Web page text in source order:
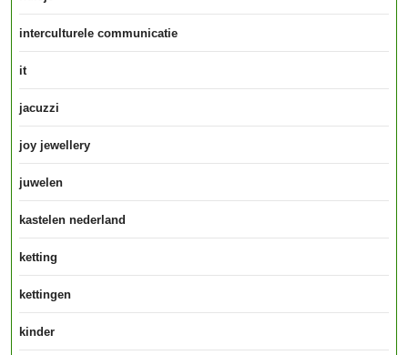
interculturele communicatie
it
jacuzzi
joy jewellery
juwelen
kastelen nederland
ketting
kettingen
kinder